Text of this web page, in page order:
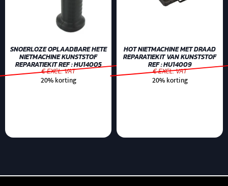
SNOERLOZE OPLAADBARE HETE
NIETMACHINE KUNSTSTOF
REPARATIEKIT REF : HU14005
€ EXCL. VAT
20% korting
HOT NIETMACHINE MET DRAAD
REPARATIEKIT VAN KUNSTSTOF
REF : HU14009
€ EXCL. VAT
20% korting